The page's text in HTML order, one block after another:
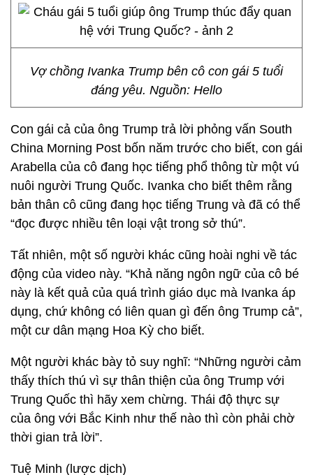
Vợ chồng Ivanka Trump bên cô con gái 5 tuổi
đáng yêu. Nguồn: Hello
Con gái cả của ông Trump trả lời phỏng vấn South
China Morning Post bốn năm trước cho biết, con gái
Arabella của cô đang học tiếng phổ thông từ một vú
nuôi người Trung Quốc. Ivanka cho biết thêm rằng
bản thân cô cũng đang học tiếng Trung và đã có thể
“đọc được nhiều tên loại vật trong sở thú”.
Tất nhiên, một số người khác cũng hoài nghi về tác
động của video này. “Khả năng ngôn ngữ của cô bé
này là kết quả của quá trình giáo dục mà Ivanka áp
dụng, chứ không có liên quan gì đến ông Trump cả”,
một cư dân mạng Hoa Kỳ cho biết.
Một người khác bày tỏ suy nghĩ: “Những người cảm
thấy thích thú vì sự thân thiện của ông Trump với
Trung Quốc thì hãy xem chừng. Thái độ thực sự
của ông với Bắc Kinh như thế nào thì còn phải chờ
thời gian trả lời”.
Tuệ Minh (lược dịch)